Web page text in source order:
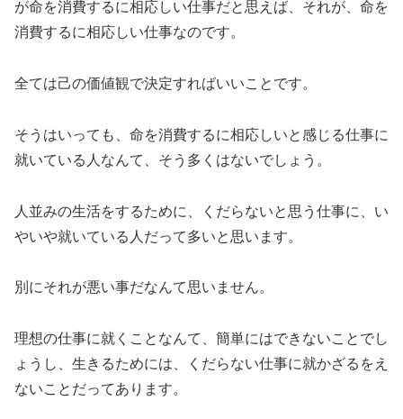
が命を消費するに相応しい仕事だと思えば、それが、命を
消費するに相応しい仕事なのです。
全ては己の価値観で決定すればいいことです。
そうはいっても、命を消費するに相応しいと感じる仕事に
就いている人なんて、そう多くはないでしょう。
人並みの生活をするために、くだらないと思う仕事に、い
やいや就いている人だって多いと思います。
別にそれが悪い事だなんて思いません。
理想の仕事に就くことなんて、簡単にはできないことでし
ょうし、生きるためには、くだらない仕事に就かざるをえ
ないことだってあります。